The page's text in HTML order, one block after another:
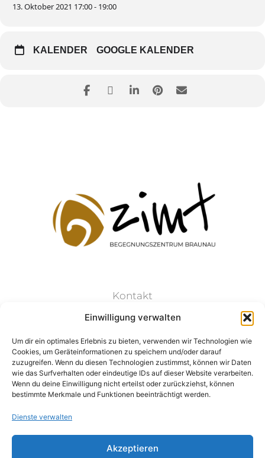
Einwilligung verwalten
Um dir ein optimales Erlebnis zu bieten, verwenden wir Technologien wie
Cookies, um Geräteinformationen zu speichern und/oder darauf
zuzugreifen. Wenn du diesen Technologien zustimmst, können wir Daten
wie das Surfverhalten oder eindeutige IDs auf dieser Website verarbeiten.
Wenn du deine Einwilligung nicht erteilst oder zurückziehst, können
bestimmte Merkmale und Funktionen beeinträchtigt werden.
Dienste verwalten
Akzeptieren
13. Oktober 2021 17:00 - 19:00
KALENDER GOOGLE KALENDER
Kontakt
Impressum